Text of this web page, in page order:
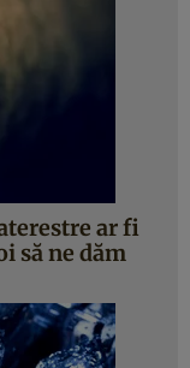
ar fi
să ne dăm